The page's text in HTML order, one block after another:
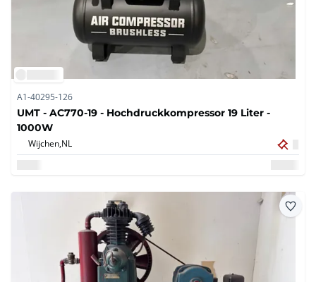
A1-40295-126
UMT - AC770-19 - Hochdruckkompressor 19 Liter -
1000W
Wijchen,NL